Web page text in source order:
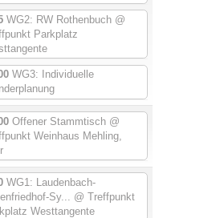
WG2: RW Rothenbuch @
Parkplatz
WG3: Individuelle
Offener Stammtisch @
Weinhaus Mehling,
WG1: Laudenbach-
Sy... @ Treffpunkt
Westtangente